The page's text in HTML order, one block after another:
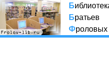
Б
Братьев
Фроловых